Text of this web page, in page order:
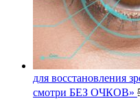
для восстановления
смотри БЕЗ ОЧКОВ»